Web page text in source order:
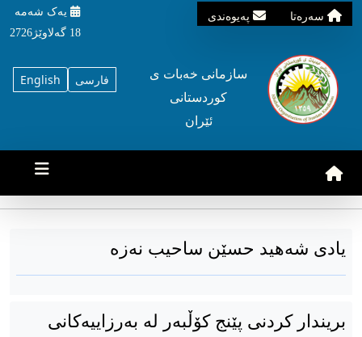
سه‌ره‌تا په‌یوه‌ندی
یه‌ک شه‌مه‌
18 گه‌لاوێژ2726
English فارسی
سازمانی خه‌بات ی
کوردستانی
ئێران
یادی شەهید حسێن ساحیب نەزە
بریندار کردنی پێنج کۆڵبەر لە بەرزاییەکانی